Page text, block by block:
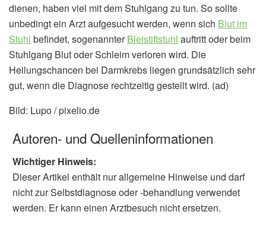
dienen, haben viel mit dem Stuhlgang zu tun. So sollte
unbedingt ein Arzt aufgesucht werden, wenn sich Blut im
Stuhl befindet, sogenannterBleistiftstuhl auftritt oder beim
Stuhlgang Blut oder Schleim verloren wird. Die
Heilungschancen bei Darmkrebs liegen grundsätzlich sehr
gut, wenn die Diagnose rechtzeitig gestellt wird. (ad)
Bild: Lupo / pixelio.de
Autoren- und Quelleninformationen
Wichtiger Hinweis:
Dieser Artikel enthält nur allgemeine Hinweise und darf
nicht zur Selbstdiagnose oder -behandlung verwendet
werden. Er kann einen Arztbesuch nicht ersetzen.